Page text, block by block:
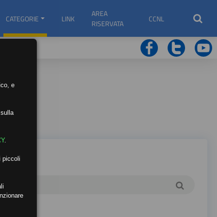
CATEGORIE LINK
AREA
RISERVATA
CCNL
e
.
piccoli